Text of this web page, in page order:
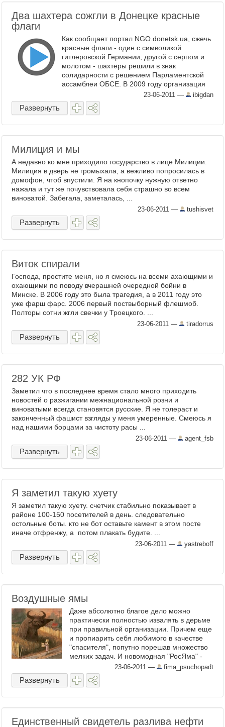
Два шахтера сожгли в Донецке красные
флаги
Как сообщает портал NGO.donetsk.ua, сжечь
красные флаги - один с символикой
гитлеровской Германии, другой с серпом и
молотом - шахтеры решили в знак
солидарности с решением Парламентской
ассамблеи ОБСЕ. В 2009 году организация
приравняла коммунизм к ...23-06-2011 — ibigdan
Развернуть
Милиция и мы
А недавно ко мне приходило государство в лице Милиции.
Милиция в дверь не громыхала, а вежливо попросилась в
домофон, чтоб впустили. Я на кнопочку нужную ответно
нажала и тут же почувствовала себя страшно во всем
виноватой. Забегала, заметалась, ...
23-06-2011 — tushisvet
Развернуть
Виток спирали
Господа, простите меня, но я смеюсь на всеми ахающими и
охающими по поводу вчерашней очередной бойни в
Минске. В 2006 году это была трагедия, а в 2011 году это
уже фарш фарс. 2006 первый поствыборный флешмоб.
Полторы сотни жгли свечки у Троецкого. ...
23-06-2011 — tiradorrus
Развернуть
282 УК РФ
Заметил что в последнее время стало много приходить
новостей о разжигании межнациональной розни и
виноватыми всегда становятся русские. Я не толераст и
законченный фашист взгляды у меня умеренные. Смеюсь я
над нашими борцами за чистоту расы ...
23-06-2011 — agent_fsb
Развернуть
Я заметил такую хуету
Я заметил такую хуету. счетчик стабильно показывает в
районе 100-150 посетителей в день. следовательно
остольные боты. кто не бот оставьте камент в этом посте
иначе отфренжу, а потом плакать будите. ...
23-06-2011 — yastreboff
Развернуть
Воздушные ямы
Даже абсолютно благое дело можно
практически полностью извалять в дерьме
при правильной организации. Причем еще
и пропиарить себя любимого в качестве
"спасителя", попутно порешав множество
мелких задач. И новомодная "РосЯма" -
классическое тому ...
23-06-2011 — fima_psuchopadt
Развернуть
Единственный свидетель разлива нефти